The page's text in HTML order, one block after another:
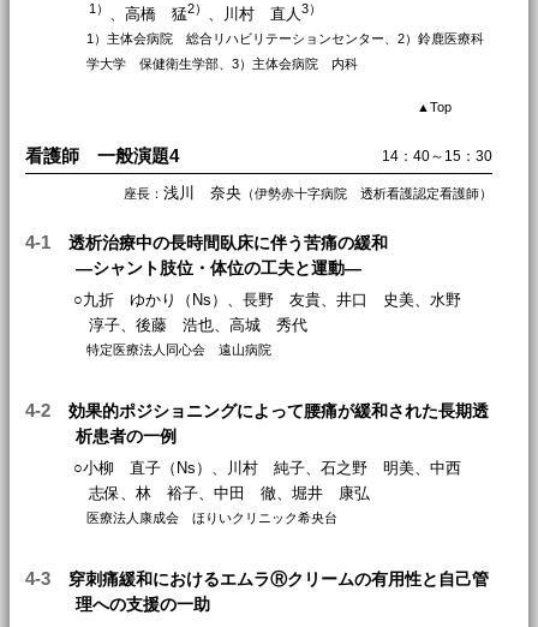
1） 、高橋 猛2） 、川村 直人3）
1）主体会病院 総合リハビリテーションセンター、2）鈴鹿医療科
学大学 保健衛生学部、3）主体会病院 内科
▲Top
看護師 一般演題4 14：40～15：30
座長：浅川 奈央 （伊勢赤十字病院 透析看護認定看護師）
4-1
透析治療中の長時間臥床に伴う苦痛の緩和
―シャント肢位・体位の工夫と運動―
○九折 ゆかり（Ns）、長野 友貴、井口 史美、水野
淳子、後藤 浩也、高城 秀代
特定医療法人同心会 遠山病院
4-2
効果的ポジショニングによって腰痛が緩和された長期透
析患者の一例
○小柳 直子（Ns）、川村 純子、石之野 明美、中西
志保、林 裕子、中田 徹、堀井 康弘
医療法人康成会 ほりいクリニック希央台
4-3
穿刺痛緩和におけるエムラⓇクリームの有用性と自己管
理への支援の一助